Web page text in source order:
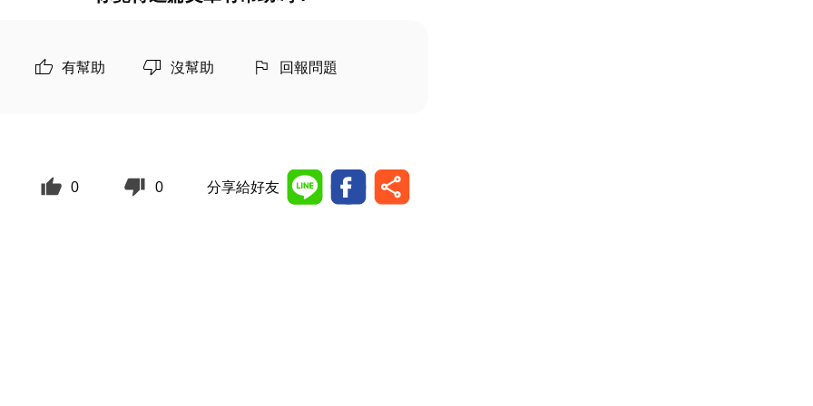
有幫助 沒幫助 回報問題
0 0 分享給好友